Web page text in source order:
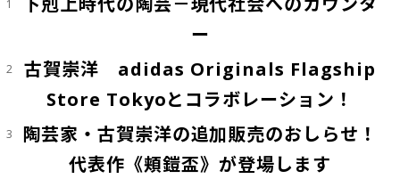
1
ー
2
古賀崇洋 adidas Originals Flagship
Store Tokyoとコラボレーション！
3
陶芸家・古賀崇洋の追加販売のおしらせ！
代表作《頬鎧盃》が登場します